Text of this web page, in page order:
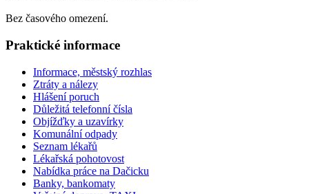
Bez časového omezení.
Praktické informace
Informace, městský rozhlas
Ztráty a nálezy
Hlášení poruch
Důležitá telefonní čísla
Objížďky a uzavírky
Komunální odpady
Seznam lékařů
Lékařská pohotovost
Nabídka práce na Dačicku
Banky, bankomaty